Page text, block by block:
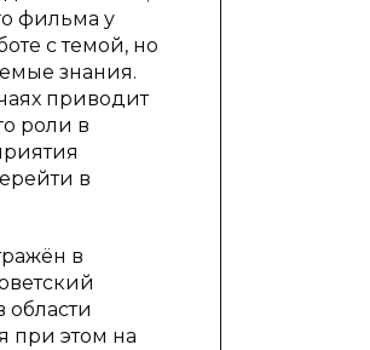
фильма у
с темой, но
знания.
приводит
роли в
в
в
области
при этом на